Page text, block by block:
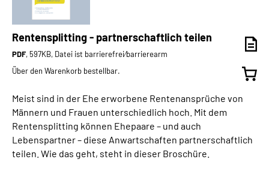
Rentensplitting - partnerschaftlich teilen
PDF, 597KB, Datei ist barrierefrei⁄barrierearm
Über den Warenkorb bestellbar.
Meist sind in der Ehe erworbene Rentenansprüche von
Männern und Frauen unterschiedlich hoch. Mit dem
Rentensplitting können Ehepaare – und auch
Lebenspartner – diese Anwartschaften partnerschaftlich
teilen. Wie das geht, steht in dieser Broschüre.